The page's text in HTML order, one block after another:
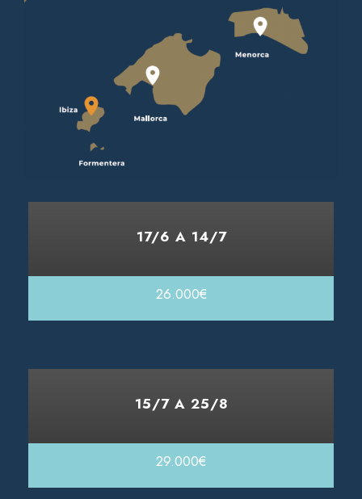
17/6 A 14/7
26.000€
15/7 A 25/8
29.000€